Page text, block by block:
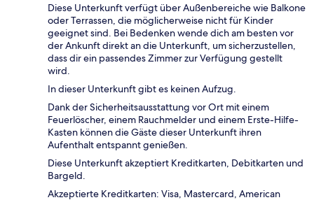
Diese Unterkunft verfügt über Außenbereiche wie Balkone
oder Terrassen, die möglicherweise nicht für Kinder
geeignet sind. Bei Bedenken wende dich am besten vor
der Ankunft direkt an die Unterkunft, um sicherzustellen,
dass dir ein passendes Zimmer zur Verfügung gestellt
wird.
In dieser Unterkunft gibt es keinen Aufzug.
Dank der Sicherheitsausstattung vor Ort mit einem
Feuerlöscher, einem Rauchmelder und einem Erste-Hilfe-
Kasten können die Gäste dieser Unterkunft ihren
Aufenthalt entspannt genießen.
Diese Unterkunft akzeptiert Kreditkarten, Debitkarten und
Bargeld.
Akzeptierte Kreditkarten: Visa, Mastercard, American